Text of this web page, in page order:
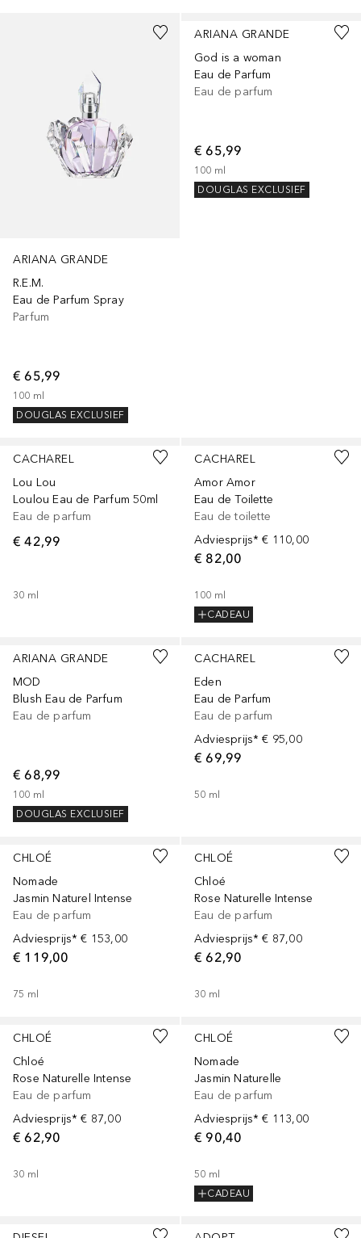
ARIANA GRANDE
R.E.M.
Eau de Parfum Spray
Parfum
€ 65,99
100 ml
DOUGLAS EXCLUSIEF
ARIANA GRANDE
God is a woman
Eau de Parfum
Eau de parfum
€ 65,99
100 ml
DOUGLAS EXCLUSIEF
CACHAREL
Lou Lou
Loulou Eau de Parfum 50ml
Eau de parfum
€ 42,99
30 ml
CACHAREL
Amor Amor
Eau de Toilette
Eau de toilette
Adviesprijs* € 110,00
€ 82,00
100 ml
CADEAU
ARIANA GRANDE
MOD
Blush Eau de Parfum
Eau de parfum
€ 68,99
100 ml
DOUGLAS EXCLUSIEF
CACHAREL
Eden
Eau de Parfum
Eau de parfum
Adviesprijs* € 95,00
€ 69,99
50 ml
CHLOÉ
Nomade
Jasmin Naturel Intense
Eau de parfum
Adviesprijs* € 153,00
€ 119,00
75 ml
CHLOÉ
Chloé
Rose Naturelle Intense
Eau de parfum
Adviesprijs* € 87,00
€ 62,90
30 ml
CHLOÉ
Chloé
Rose Naturelle Intense
Eau de parfum
Adviesprijs* € 87,00
€ 62,90
30 ml
CHLOÉ
Nomade
Jasmin Naturelle
Eau de parfum
Adviesprijs* € 113,00
€ 90,40
50 ml
CADEAU